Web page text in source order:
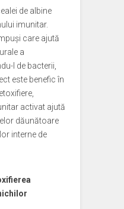
de albine
imunitar.
care ajută
a
l de bacterii,
este benefic în
activat ajută
dăunătoare
interne de